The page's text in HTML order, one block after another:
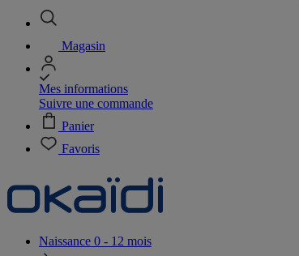
Magasin
Mes informations
Suivre une commande
Panier
Favoris
Naissance 0 - 12 mois